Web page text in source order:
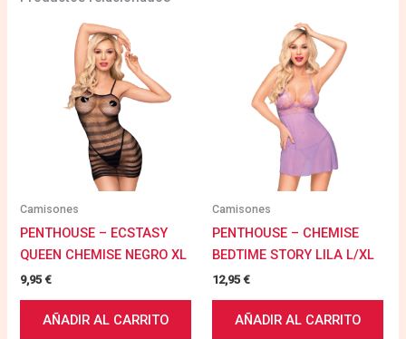
Camisones
PENTHOUSE – ECSTASY
QUEEN CHEMISE NEGRO XL
9,95€
AÑADIR AL CARRITO
Camisones
PENTHOUSE – CHEMISE
BEDTIME STORY LILA L/XL
12,95€
AÑADIR AL CARRITO